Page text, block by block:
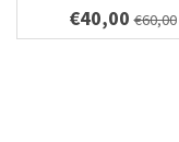
€40,00 €60,00